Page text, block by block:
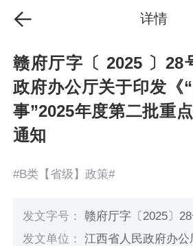
详情
赣府厅字〔 2025 〕28
政府办公厅关于印发《
事”2025年度第二批重
通知
#B类【省级】政策#
发文字号：赣府厅字〔2025〕
发文单位：江西省人民政府办公